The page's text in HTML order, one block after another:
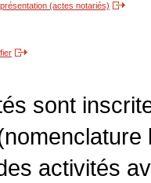
(actes notariés)
sont
activités